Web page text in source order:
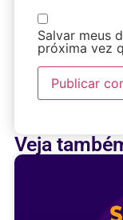
Salvar meus
próxima vez
Veja